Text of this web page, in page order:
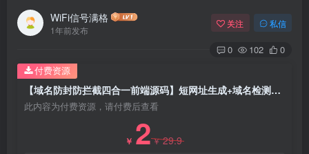
WiFi信号满格
1年前发布
关注 私信
0 102 0
【域名防封防拦截四合一前端源码】短网址生成+域名检测+短网址还原+域名防红
此内容为付费资源，请付费后查看
￥ 2￥29.9
付费资源